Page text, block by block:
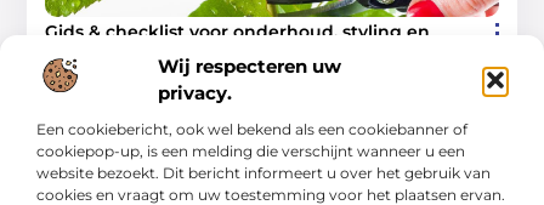
Wij respecteren uw
privacy.
Een cookiebericht, ook wel bekend als een cookiebanner of
cookiepop-up, is een melding die verschijnt wanneer u een
website bezoekt. Dit bericht informeert u over het gebruik van
cookies en vraagt om uw toestemming voor het plaatsen ervan.
Gids & checklist voor onderhoud, styling en
In deze gids leer je hoe je je huis en tuin praktisch onderhoudt,
slim stylet en duurzaam vergroent—zonder ingewikkeld
Woning En Tuin